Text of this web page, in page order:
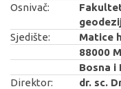
Osnivač:
Sjedište:
Matice
88000
Bosna i
Direktor:
dr. sc.